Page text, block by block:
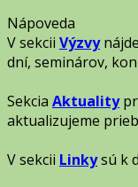
Nápoveda
V sekcii Výzvy
dní, seminárov,
Sekcia Aktuality
aktualizujeme
V sekcii Linkysú k